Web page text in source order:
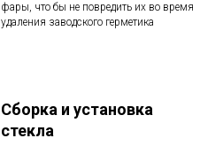
фары, что бы не повредить их во время
удаления заводского герметика
Сборка и установка
стекла